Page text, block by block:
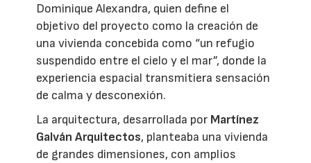
Dominique Alexandra, quien define el
objetivo del proyecto como la creación de
una vivienda concebida como “un refugio
suspendido entre el cielo y el mar”, donde la
experiencia espacial transmitiera sensación
de calma y desconexión.
La arquitectura, desarrollada por Martínez
Galván Arquitectos, planteaba una vivienda
de grandes dimensiones, con amplios